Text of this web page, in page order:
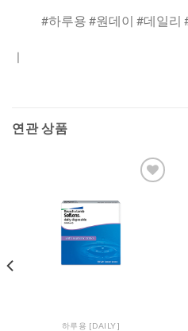
#하루용 #원데이 #데일리
ㅣ
연관 상품
하루용 [DAILY]